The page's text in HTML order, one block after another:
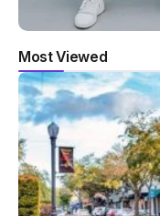
Most Viewed